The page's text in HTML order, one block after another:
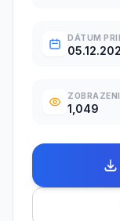
DÁTUM
1,049